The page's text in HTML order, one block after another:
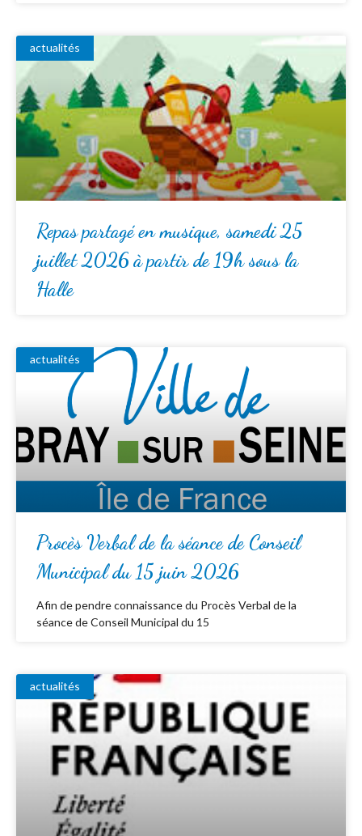
actualités
Repas partagé en musique, samedi 25
juillet 2026 à partir de 19h sous la
Halle
actualités
Procès Verbal de la séance de Conseil
Municipal du 15 juin 2026
Afin de pendre connaissance du Procès Verbal de la
séance de Conseil Municipal du 15
actualités